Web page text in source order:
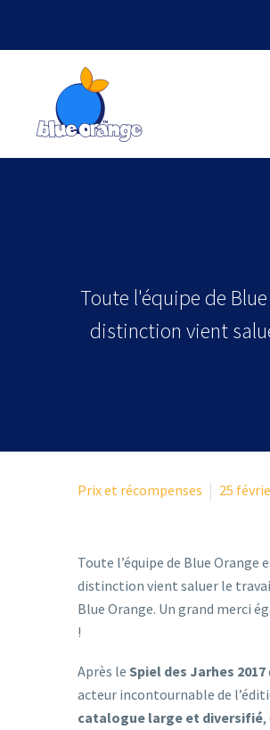
Toute l'équipe de
distinction vient
Prix et récompenses 25
Toute l’équipe de Blue Orange
distinction vient saluer le
Blue Orange. Un grand merci
!
Après le Spiel des Jarhes 2017
acteur incontournable de
catalogue large et diversifié,